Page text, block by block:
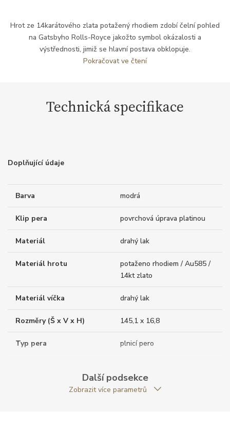
Hrot ze 14karátového zlata potažený rhodiem zdobí čelní pohled
na Gatsbyho Rolls-Royce jakožto symbol okázalosti a
výstřednosti, jimiž se hlavní postava obklopuje.
Pokračovat ve čtení
Technická specifikace
Doplňující údaje
Barva modrá
Klip pera povrchová úprava platinou
Materiál drahý lak
Materiál hrotu
potaženo rhodiem / Au585 /
14kt zlato
Materiál víčka drahý lak
Rozměry (Š x V x H) 145,1 x 16,8
Typ pera plnicí pero
M
Další podsekce
Zobrazit více parametrů